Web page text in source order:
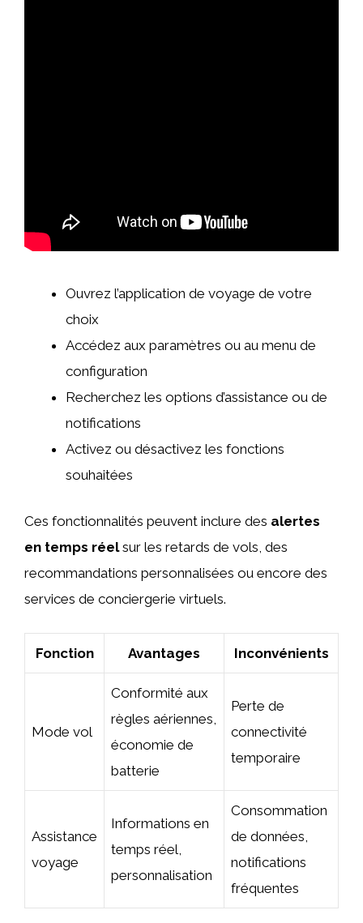
Ouvrez l’application de voyage de votre
choix
Accédez aux paramètres ou au menu de
configuration
Recherchez les options d’assistance ou de
notifications
Activez ou désactivez les fonctions
souhaitées
Ces fonctionnalités peuvent inclure des alertes
en temps réelsur les retards de vols, des
recommandations personnalisées ou encore des
services de conciergerie virtuels.
Fonction Avantages Inconvénients
Mode vol
Conformité aux
règles aériennes,
économie de
batterie
Perte de
connectivité
temporaire
Assistance
voyage
Informations en
temps réel,
personnalisation
Consommation
de données,
notifications
fréquentes